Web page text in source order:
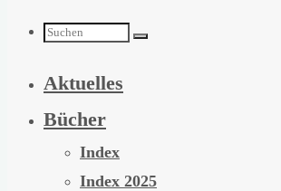
Suchen
nach:
Aktuelles
Bücher
Index
Index 2025